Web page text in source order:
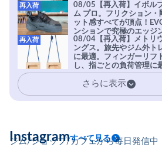
08/05【再入荷】イボル
ム プロ。フリクション・
ット感すべてが頂点！
ンションで究極のエッジ
実現。進化系ラバーEvo-
を凌駕する粘着力で極小
安心感。
再入荷
08/04【再入荷】メトリ
ングス。旅先やジム外ト
に最適。フィンガーリフ
し、指ごとの負荷管理に
イマーの指を本気で鍛え
再入荷
さらに表示
ジム/ショップ/カフェから毎日発信中
Instagramすべて見る